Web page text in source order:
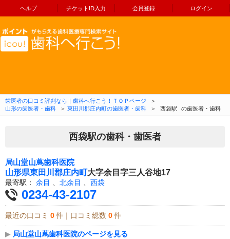
ヘルプ チケットID入力 会員登録 ログイン
コンテンツへ移動
歯医者の口コミ評判なら｜歯科へ行こう！ＴＯＰページ
＞
山形の歯医者・歯科
＞ 東田川郡庄内町の歯医者・歯科 ＞ 西袋駅 の歯医者・歯科
西袋駅の歯科・歯医者
局山堂山蔦歯科医院
山形県東田川郡庄内町大字余目字三人谷地17
最寄駅： 余目 北余目 西袋
0234-43-2107
最近の口コミ 0 件｜口コミ総数 0 件
▶ 局山堂山蔦歯科医院のページを見る